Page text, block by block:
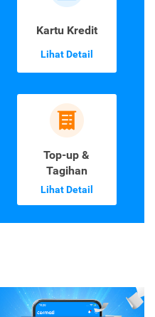
Kartu Kredit
Lihat Detail
Top-up &
Tagihan
Lihat Detail